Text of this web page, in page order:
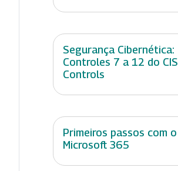
Segurança Cibernética:
Controles 7 a 12 do CIS
Controls
Primeiros passos com o
Microsoft 365